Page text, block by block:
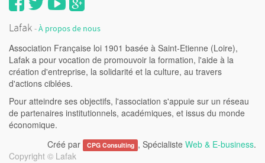
Lafak -À propos de nous
Association Française loi 1901 basée à Saint-Etienne (Loire),
Lafak a pour vocation de promouvoir la formation, l'aide à la
création d'entreprise, la solidarité et la culture, au travers
d'actions ciblées.
Pour atteindre ses objectifs, l'association s'appuie sur un réseau
de partenaires institutionnels, académiques, et issus du monde
économique.
Créé par CPG Consulting , Spécialiste Web & E-business.
Copyright © Lafak